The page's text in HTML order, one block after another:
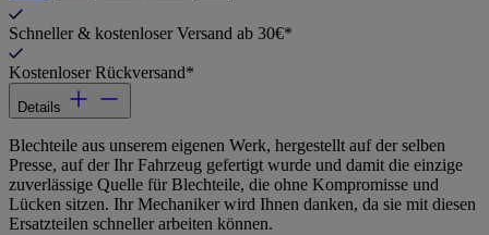
Schneller & kostenloser Versand ab 30€*
Kostenloser Rückversand*
Details
Blechteile aus unserem eigenen Werk, hergestellt auf der selben
Presse, auf der Ihr Fahrzeug gefertigt wurde und damit die einzige
zuverlässige Quelle für Blechteile, die ohne Kompromisse und
Lücken sitzen. Ihr Mechaniker wird Ihnen danken, da sie mit diesen
Ersatzteilen schneller arbeiten können.